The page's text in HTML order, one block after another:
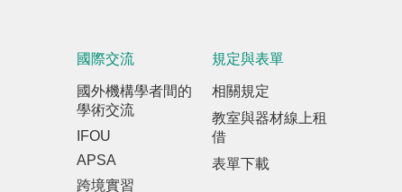
國際交流
國外機構學者間的
學術交流
IFOU
APSA
跨境實習
規定與表單
相關規定
教室與器材線上租
借
表單下載